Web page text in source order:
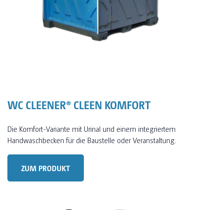
WC CLEENER® CLEEN KOMFORT
Die Komfort-Variante mit Urinal und einem integriertem
Handwaschbecken für die Baustelle oder Veranstaltung.
ZUM PRODUKT